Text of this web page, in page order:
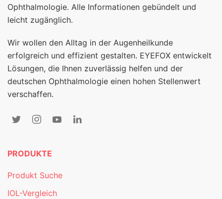
Ophthalmologie. Alle Informationen gebündelt und
leicht zugänglich.
Wir wollen den Alltag in der Augenheilkunde
erfolgreich und effizient gestalten. EYEFOX entwickelt
Lösungen, die Ihnen zuverlässig helfen und der
deutschen Ophthalmologie einen hohen Stellenwert
verschaffen.
PRODUKTE
Produkt Suche
IOL-Vergleich